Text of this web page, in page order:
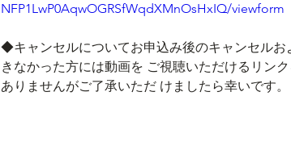
NFP1LwP0AqwOGRSfWqdXMnOsHxIQ/viewform
◆キャンセルについてお申込み後のキャンセル
きなかった方には動画を ご視聴いただけるリン
ありませんがご了承いただ けましたら幸いです。